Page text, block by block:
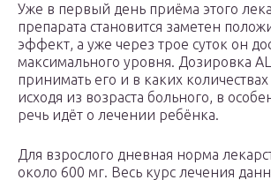
Уже в первый день приёма этого
препарата становится заметен
эффект, а уже через трое суток он
максимального уровня. Дозировка
принимать его и в каких
исходя из возраста больного, в
речь идёт о лечении ребёнка.
Для взрослого дневная норма
около 600 мг. Весь курс лечения